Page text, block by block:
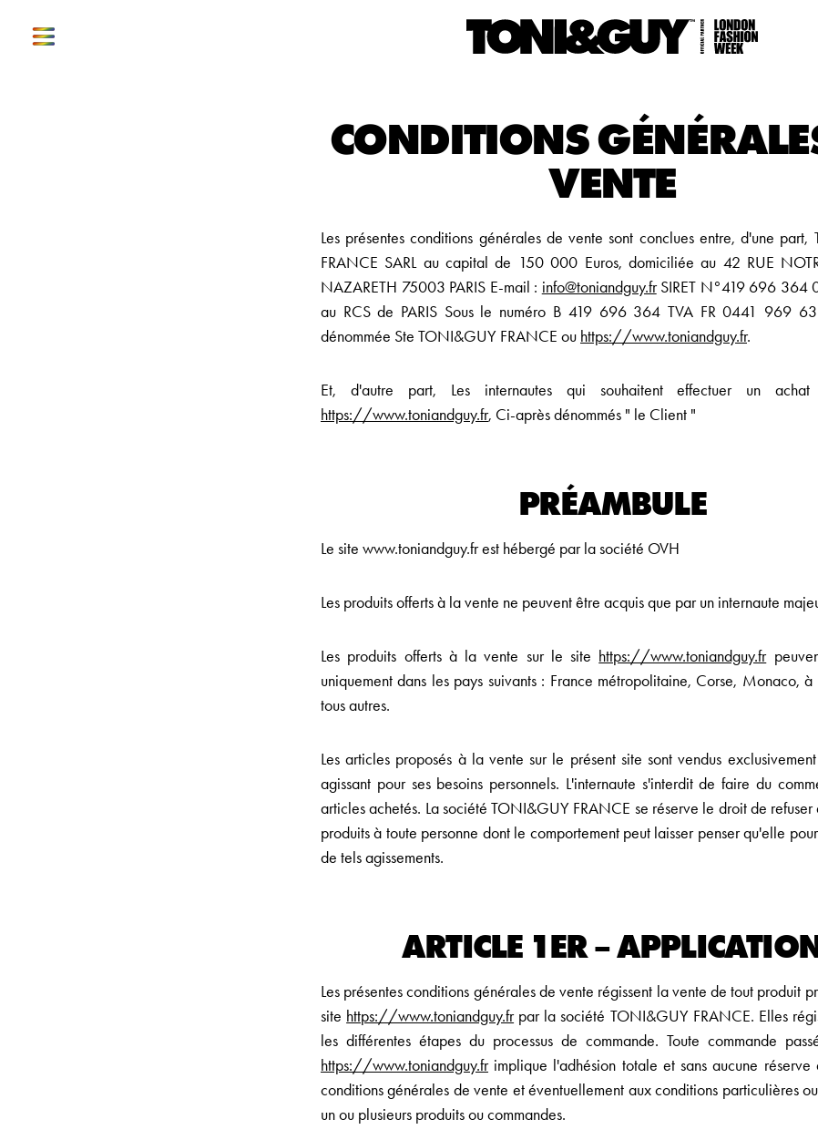
CONDITIONS
VENTE
Les présentes conditions générales de vente sont conclues entre, d'une
FRANCE SARL au capital de 150 000 Euros, domiciliée au 42 RUE
NAZARETH 75003 PARIS E-mail : info@toniandguy.frSIRET N°419 696 364
au RCS de PARIS Sous le numéro B 419 696 364 TVA FR 0441 969
dénommée Ste TONI&GUY FRANCE ou https://www.toniandguy.fr.
Et, d'autre part, Les internautes qui souhaitent effectuer un
https://www.toniandguy.fr, Ci-après dénommés " le Client "
PRÉAMBULE
Le site www.toniandguy.fr est hébergé par la société OVH
Les produits offerts à la vente ne peuvent être acquis que par un internaute
Les produits offerts à la vente sur le site https://www.toniandguy.fr
uniquement dans les pays suivants : France métropolitaine, Corse, Monaco,
tous autres.
Les articles proposés à la vente sur le présent site sont vendus
agissant pour ses besoins personnels. L'internaute s'interdit de faire du
articles achetés. La société TONI&GUY FRANCE se réserve le droit de refuser
produits à toute personne dont le comportement peut laisser penser qu'elle
de tels agissements.
ARTICLE 1ER –
Les présentes conditions générales de vente régissent la vente de tout produit
site https://www.toniandguy.frpar la société TONI&GUY FRANCE. Elles
les différentes étapes du processus de commande. Toute commande
https://www.toniandguy.frimplique l'adhésion totale et sans aucune réserve
conditions générales de vente et éventuellement aux conditions particulières
un ou plusieurs produits ou commandes.